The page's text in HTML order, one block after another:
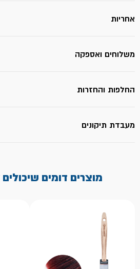
אחריות
משלוחים ואספקה
החלפות והחזרות
מעבדת תיקונים
מוצרים דומים שיכולים